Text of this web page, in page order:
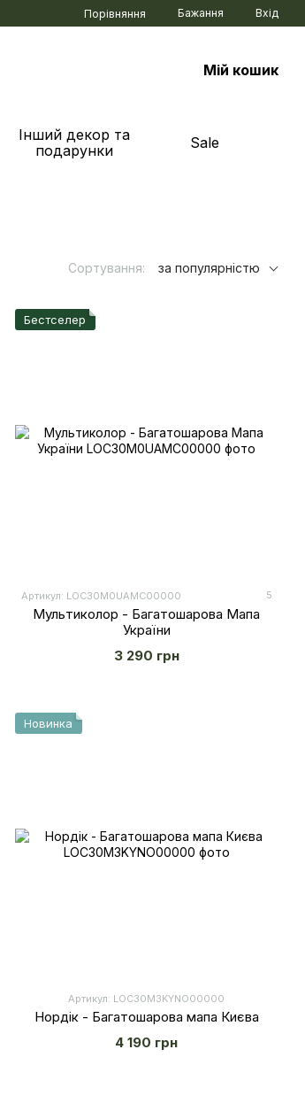
Порівняння Бажання Вхід
Мій кошик
Інший декор та
подарунки
Sale
Сортування: за популярністю
Бестселер
Артикул: LOС30M0UAMC00000 5
Мультиколор - Багатошарова Мапа
України
3 290 грн
Новинка
Артикул: LOС30M3KYNO00000
Нордік - Багатошарова мапа Києва
4 190 грн